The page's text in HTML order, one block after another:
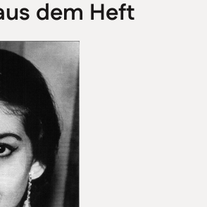
dem Heft